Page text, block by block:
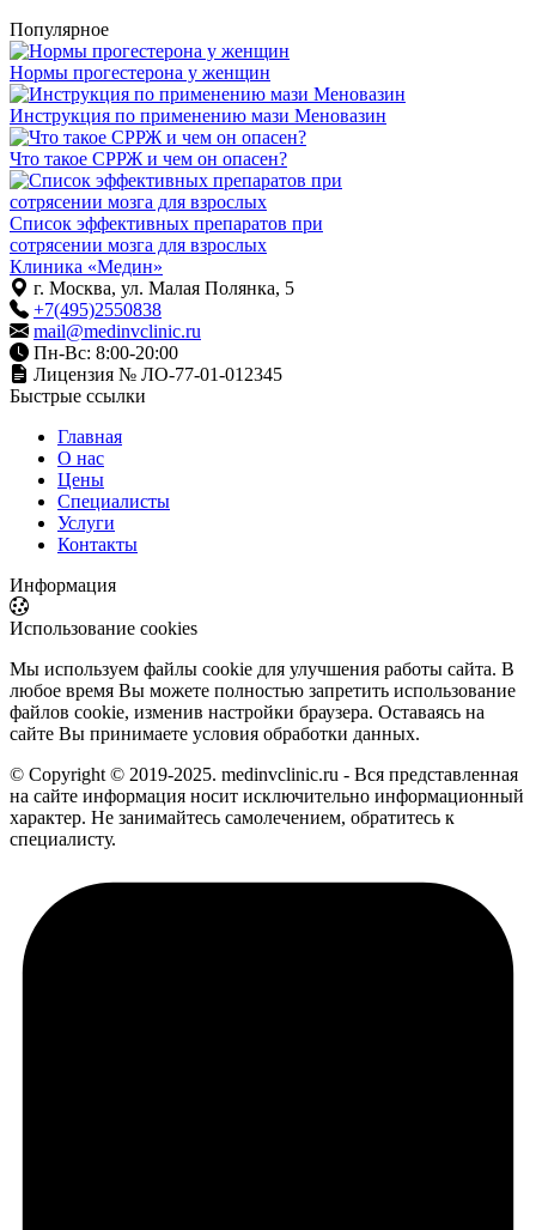
Популярное
Нормы прогестерона у женщин
Инструкция по применению мази Меновазин
Что такое СРРЖ и чем он опасен?
Список эффективных препаратов при
сотрясении мозга для взрослых
Клиника «Медин»
г. Москва, ул. Малая Полянка, 5
+7(495)2550838
mail@medinvclinic.ru
Пн-Вс: 8:00-20:00
Лицензия № ЛО-77-01-012345
Быстрые ссылки
Главная
О нас
Цены
Специалисты
Услуги
Контакты
Информация
Использование cookies
Мы используем файлы cookie для улучшения работы сайта. В
любое время Вы можете полностью запретить использование
файлов cookie, изменив настройки браузера. Оставаясь на
сайте Вы принимаете условия обработки данных.
© Copyright © 2019-2025. medinvclinic.ru - Вся представленная
на сайте информация носит исключительно информационный
характер. Не занимайтесь самолечением, обратитесь к
специалисту.